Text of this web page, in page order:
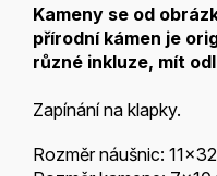
Kameny se od
přírodní kámen je
různé inkluze, mít
Zapínání na klapky.
Rozměr náušnic: